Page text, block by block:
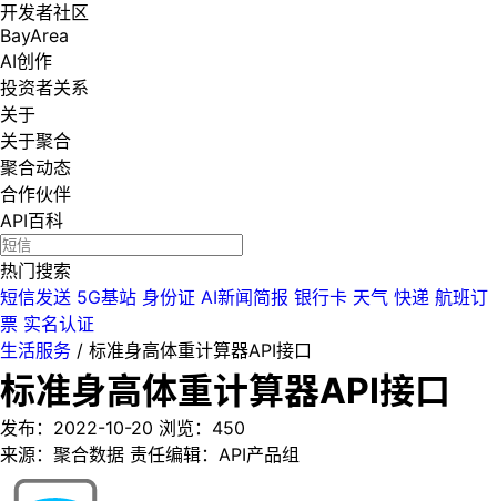
开发者社区
BayArea
AI创作
投资者关系
关于
关于聚合
聚合动态
合作伙伴
API百科
热门搜索
短信发送 5G基站 身份证 AI新闻简报 银行卡 天气 快递 航班订
票 实名认证
生活服务 / 标准身高体重计算器API接口
标准身高体重计算器API接口
发布：2022-10-20 浏览： 450
来源：聚合数据 责任编辑：API产品组